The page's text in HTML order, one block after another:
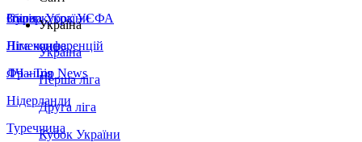
Збірна України
Італія
Німеччина
Франція
Нідерланди
Туреччина
Суперкубок УЄФА
Ліга конференцій
ЛЧ - Top News
Україна
Україна
Перша ліга
Друга ліга
Кубок України